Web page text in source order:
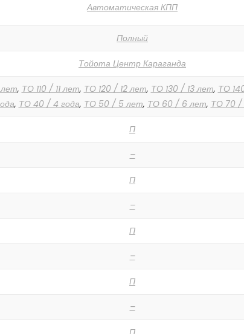
Автоматическая КПП
Полный
Тойота Центр Караганда
, ТО 110 / 11 лет, ТО 120 / 12 лет, ТО 130 / 13 лет, ТО
, ТО 40 / 4 года, ТО 50 / 5 лет, ТО 60 / 6 лет, ТО 70 /
П
–
П
–
П
–
П
–